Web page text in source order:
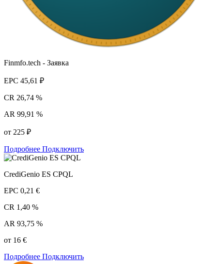
Finmfo.tech - Заявка
EPC 45,61 ₽
CR 26,74 %
AR 99,91 %
от 225 ₽
Подробнее Подключить
CrediGenio ES CPQL
EPC 0,21 €
CR 1,40 %
AR 93,75 %
от 16 €
Подробнее Подключить